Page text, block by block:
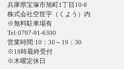
兵庫県宝塚市旭町1丁目10-8
株式会社空世宇（くよう）内
※無料駐車場有
Tel:0797-91-6300
営業時間:10：30～19：30
※18時最終受付
※木曜定休日